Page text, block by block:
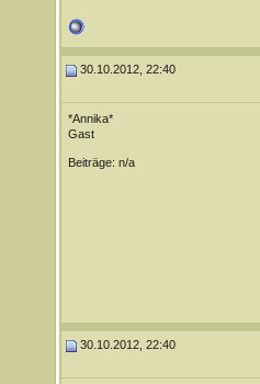
30.10.2012, 22:40
*Annika*
Gast
Beiträge: n/a
30.10.2012, 22:40